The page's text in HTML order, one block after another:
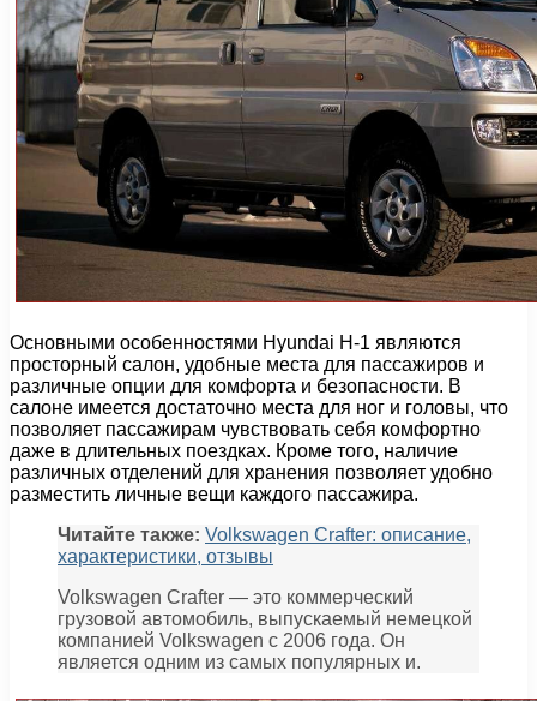
Основными особенностями Hyundai H-1 являются
просторный салон, удобные места для пассажиров и
различные опции для комфорта и безопасности. В
салоне имеется достаточно места для ног и головы, что
позволяет пассажирам чувствовать себя комфортно
даже в длительных поездках. Кроме того, наличие
различных отделений для хранения позволяет удобно
разместить личные вещи каждого пассажира.
Читайте также: Volkswagen Crafter: описание,
характеристики, отзывы
Volkswagen Crafter — это коммерческий
грузовой автомобиль, выпускаемый немецкой
компанией Volkswagen с 2006 года. Он
является одним из самых популярных и.